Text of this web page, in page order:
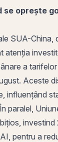
se oprește
SUA-China,
atenția
a
Aceste
influențând
paralel,
investind
pentru a